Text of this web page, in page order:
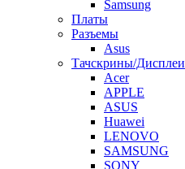
Samsung
Платы
Разъемы
Asus
Тачскрины/Дисплеи
Acer
APPLE
ASUS
Huawei
LENOVO
SAMSUNG
SONY